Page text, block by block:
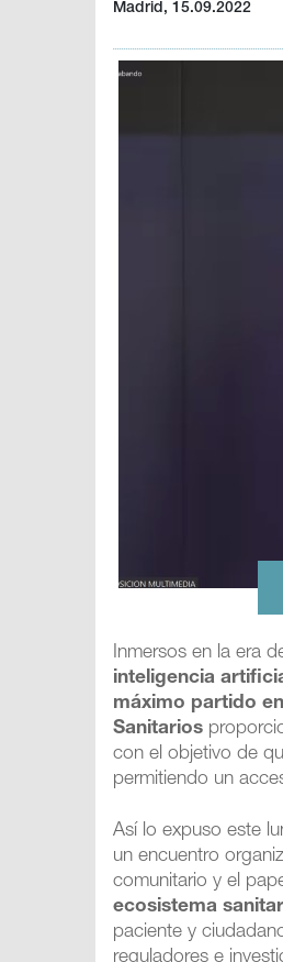
Madrid, 15.09.2022
Inmersos en la era
inteligencia
máximo partido
Sanitarios
con el objetivo de
permitiendo un
Así lo expuso este
un encuentro
comunitario y el
ecosistema
paciente y
reguladores e